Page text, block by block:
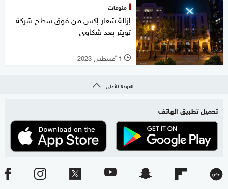
منوعات
إزالة شعار إكس من فوق سطح شركة
تويتر بعد شكاوى
l 1 أغسطس 2023
العودة للأعلى
تحميل تطبيق الهاتف